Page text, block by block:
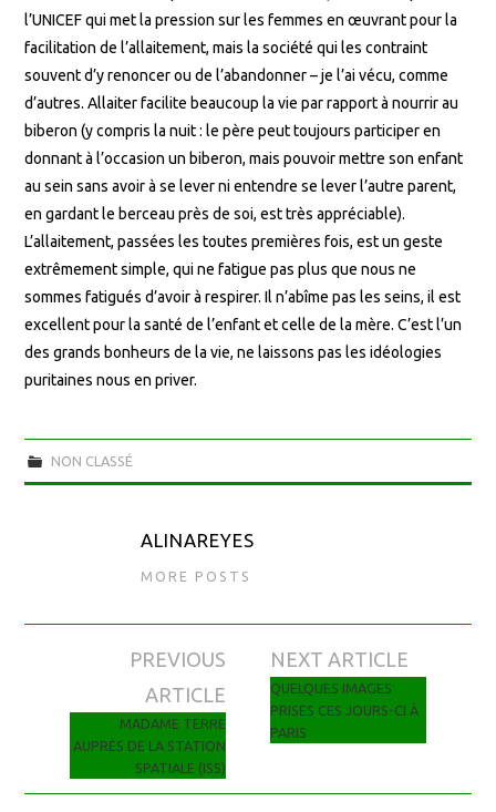
l’UNICEF qui met la pression sur les femmes en œuvrant pour la
facilitation de l’allaitement, mais la société qui les contraint
souvent d’y renoncer ou de l’abandonner – je l’ai vécu, comme
d’autres. Allaiter facilite beaucoup la vie par rapport à nourrir au
biberon (y compris la nuit : le père peut toujours participer en
donnant à l’occasion un biberon, mais pouvoir mettre son enfant
au sein sans avoir à se lever ni entendre se lever l’autre parent,
en gardant le berceau près de soi, est très appréciable).
L’allaitement, passées les toutes premières fois, est un geste
extrêmement simple, qui ne fatigue pas plus que nous ne
sommes fatigués d’avoir à respirer. Il n’abîme pas les seins, il est
excellent pour la santé de l’enfant et celle de la mère. C’est l’un
des grands bonheurs de la vie, ne laissons pas les idéologies
puritaines nous en priver.
NON CLASSÉ
ALINAREYES
MORE POSTS
Navigation des articles
PREVIOUS
ARTICLE
MADAME TERRE
AUPRÈS DE LA STATION
SPATIALE (ISS)
NEXT ARTICLE
QUELQUES IMAGES
PRISES CES JOURS-CI À
PARIS